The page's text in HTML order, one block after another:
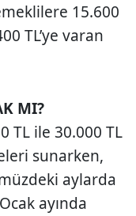
15.600
TL’ye varan
MI?
TL ile 30.000 TL
sunarken,
aylarda
ayında